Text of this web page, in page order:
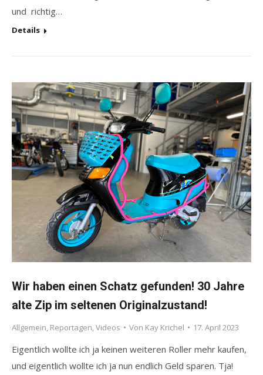
und richtig…
Details
Wir haben einen Schatz gefunden! 30 Jahre
alte Zip im seltenen Originalzustand!
Allgemein, Reportagen,Videos Von Kay Krichel 17. April 2023
Eigentlich wollte ich ja keinen weiteren Roller mehr kaufen,
und eigentlich wollte ich ja nun endlich Geld sparen. Tja!